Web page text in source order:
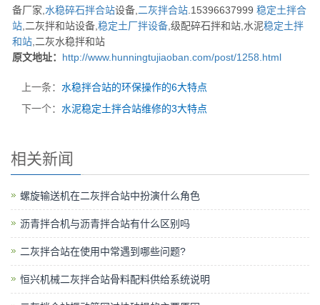
备厂家, 水稳碎石拌合站设备, 二灰拌合站 .15396637999 稳定土拌合
站 ,二灰拌和站设备, 稳定土厂拌设备 ,级配碎石拌和站,水泥稳定土拌
和站 ,二灰水稳拌和站
原文地址： http://www.hunningtujiaoban.com/post/1258.html
上一条： 水稳拌合站的环保操作的6大特点
下一个： 水泥稳定土拌合站维修的3大特点
相关新闻
螺旋输送机在二灰拌合站中扮演什么角色
沥青拌合机与沥青拌合站有什么区别吗
二灰拌合站在使用中常遇到哪些问题?
恒兴机械二灰拌合站骨料配料供给系统说明